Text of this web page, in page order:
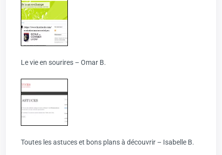
Le vie en sourires – Omar B.
Toutes les astuces et bons plans à découvrir – Isabelle B.